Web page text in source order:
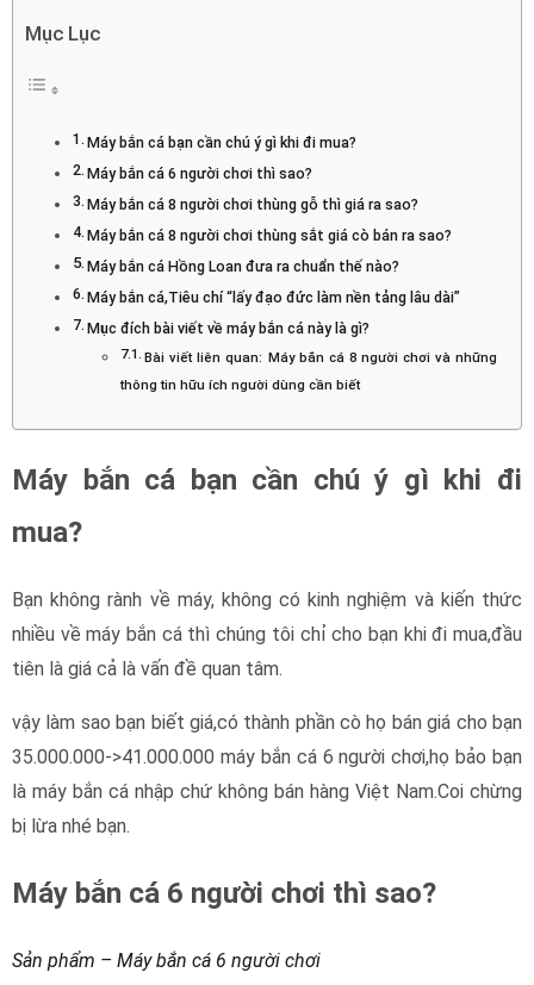
Mục Lục
Máy bắn cá bạn cần chú ý gì khi đi mua?
Máy bắn cá 6 người chơi thì sao?
Máy bắn cá 8 người chơi thùng gỗ thì giá ra sao?
Máy bắn cá 8 người chơi thùng sắt giá cò bán ra sao?
Máy bắn cá Hồng Loan đưa ra chuẩn thế nào?
Máy bắn cá,Tiêu chí “lấy đạo đức làm nền tảng lâu dài”
Mục đích bài viết về máy bắn cá này là gì?
Bài viết liên quan: Máy bắn cá 8 người chơi và những
thông tin hữu ích người dùng cần biết
Máy bắn cá bạn cần chú ý gì khi đi
mua?
Bạn không rành về máy, không có kinh nghiệm và kiến thức
nhiều về máy bắn cá thì chúng tôi chỉ cho bạn khi đi mua,đầu
tiên là giá cả là vấn đề quan tâm.
vậy làm sao bạn biết giá,có thành phần cò họ bán giá cho bạn
35.000.000->41.000.000 máy bắn cá 6 người chơi,họ bảo bạn
là máy bắn cá nhập chứ không bán hàng Việt Nam.Coi chừng
bị lừa nhé bạn.
Máy bắn cá 6 người chơi thì sao?
Sản phẩm – Máy bắn cá 6 người chơi